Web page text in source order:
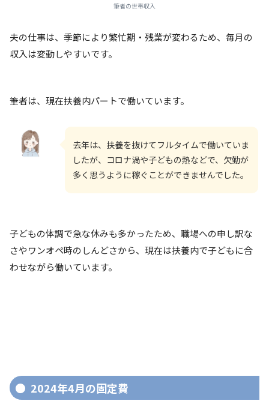
筆者の世帯収入
夫の仕事は、季節により繁忙期・残業が変わるため、毎月の
収入は変動しやすいです。
筆者は、現在扶養内パートで働いています。
去年は、扶養を抜けてフルタイムで働いていま
したが、コロナ渦や子どもの熱などで、欠勤が
多く思うように稼ぐことができませんでした。
子どもの体調で急な休みも多かったため、職場への申し訳な
さやワンオペ時のしんどさから、現在は扶養内で子どもに合
わせながら働いています。
2024年4月の固定費